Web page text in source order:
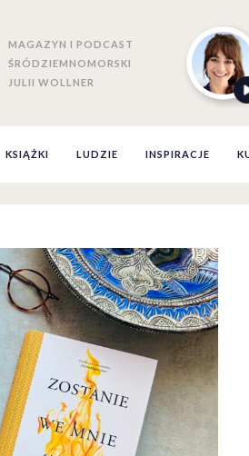
MAGAZYN I PODCAST
ŚRÓDZIEMNOMORSKI
JULII WOLLNER
KSIĄŻKI LUDZIE INSPIRACJE